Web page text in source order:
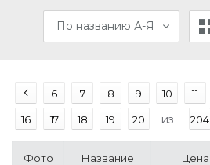
По названию А-Я
6 7 8 9 10 11
16 17 18 19 20 из 204
Фото Название Цена